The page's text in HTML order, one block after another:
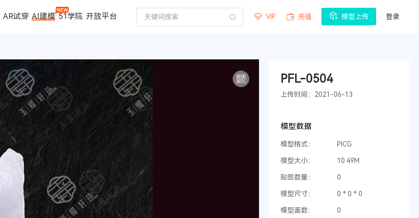
AR试穿 AI建模 51学院 开放平台 VIP 充值 模型上传 登录
PFL-0504
上传时间：2021-06-13
模型数据
模型格式： PICG
模型大小： 10.49M
贴图数量： 0
模型尺寸： 0 * 0 * 0
模型面数： 0